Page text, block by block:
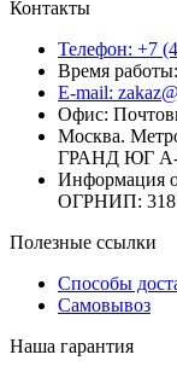
Контакты
Телефон: +7
Время
E-mail:
Офис:
Москва.
ГРАНД ЮГ А-
Информация
ОГРНИП:
Полезные ссылки
Способы
Самовывоз
Наша гарантия